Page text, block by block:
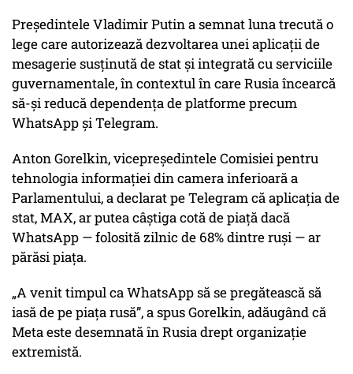
Președintele Vladimir Putin a semnat luna trecută o
lege care autorizează dezvoltarea unei aplicații de
mesagerie susținută de stat și integrată cu serviciile
guvernamentale, în contextul în care Rusia încearcă
să-și reducă dependența de platforme precum
WhatsApp și Telegram.
Anton Gorelkin, vicepreședintele Comisiei pentru
tehnologia informației din camera inferioară a
Parlamentului, a declarat pe Telegram că aplicația de
stat, MAX, ar putea câștiga cotă de piață dacă
WhatsApp — folosită zilnic de 68% dintre ruși — ar
părăsi piața.
„A venit timpul ca WhatsApp să se pregătească să
iasă de pe piața rusă”, a spus Gorelkin, adăugând că
Meta este desemnată în Rusia drept organizație
extremistă.